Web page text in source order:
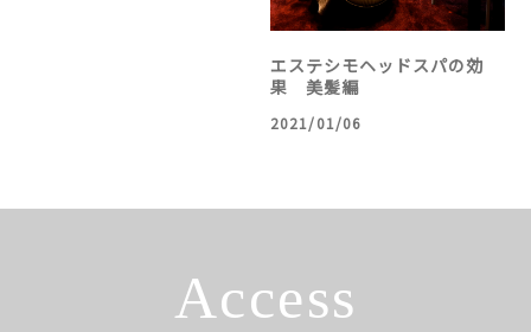
エステシモヘッドスパの効
果 美髪編
2021/01/06
Access